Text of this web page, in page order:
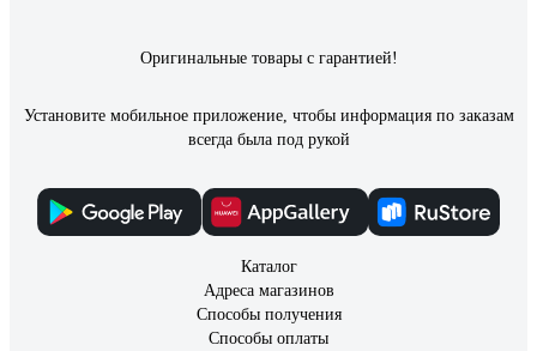
Оригинальные товары с гарантией!
Установите мобильное приложение, чтобы информация по заказам
всегда была под рукой
Каталог
Адреса магазинов
Способы получения
Способы оплаты